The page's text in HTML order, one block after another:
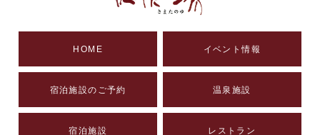
HOME イベント情報
宿泊施設のご予約 温泉施設
宿泊施設 レストラン